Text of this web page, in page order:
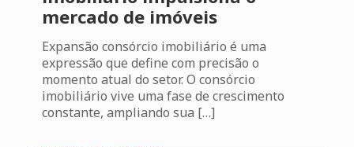
mercado de imóveis
Expansão consórcio imobiliário é uma
expressão que define com precisão o
momento atual do setor. O consórcio
imobiliário vive uma fase de crescimento
constante, ampliando sua […]